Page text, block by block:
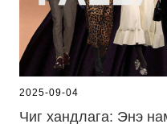
2025-09-04
Чиг хандлага: Энэ